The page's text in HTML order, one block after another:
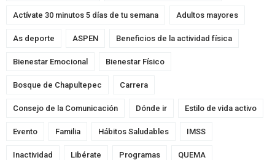
Actívate 30 minutos 5 días de tu semana Adultos mayores
As deporte ASPEN Beneficios de la actividad física
Bienestar Emocional Bienestar Físico
Bosque de Chapultepec Carrera
Consejo de la Comunicación Dónde ir Estilo de vida activo
Evento Familia Hábitos Saludables IMSS
Inactividad Libérate Programas QUEMA